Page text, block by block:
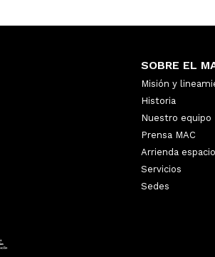
SOBRE EL
Misión y
Historia
Nuestro equipo
Prensa MAC
Arrienda
Servicios
Sedes